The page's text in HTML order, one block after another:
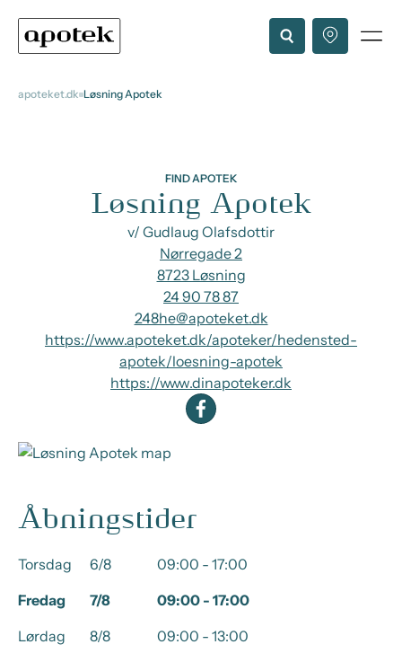
apoteket.dk Løsning Apotek
FIND APOTEK
Løsning Apotek
v/ Gudlaug Olafsdottir
Nørregade 2
8723 Løsning
24 90 78 87
248he@apoteket.dk
https://www.apoteket.dk/apoteker/hedensted-
apotek/loesning-apotek
https://www.dinapoteker.dk
Åbningstider
Torsdag 6/8
09:00 - 17:00
Fredag
7/8
09:00 - 17:00
Lørdag
8/8
09:00 - 13:00